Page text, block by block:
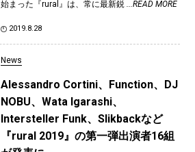
始まった『rural』は、常に最新鋭 ...READ MORE
2019.8.28
News
Alessandro Cortini、Function、DJ
NOBU、Wata Igarashi、
Intersteller Funk、Slikbackなど
『rural 2019』の第一弾出演者16組